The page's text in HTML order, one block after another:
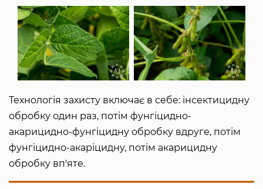
Технологія захисту включає в себе: інсектицидну
обробку один раз, потім фунгіцидно-
акарицидно-фунгіцидну обробку вдруге, потім
фунгіцидно-акаріцидну, потім акарицидну
обробку вп'яте.